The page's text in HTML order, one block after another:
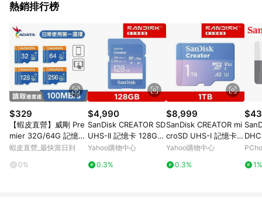
熱銷排行榜
$329
【蝦皮直營】威剛 Pre
mier 32G/64G 記憶卡
(附轉卡) micro SD A1
蝦皮直營_最快當日到
0%
$4,990
SanDisk CREATOR SD
UHS-II 記憶卡 128GB
(公司貨)
Yahoo購物中心
0.3%
$8,999
SanDisk CREATOR mi
croSD UHS-I 記憶卡 1
TB(公司貨)
Yahoo購物中心
0.3%
憶卡
1%